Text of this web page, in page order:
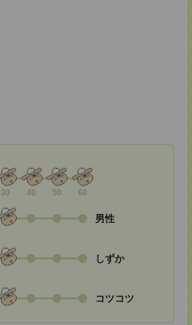
30 40 50 60
男性
しずか
コツコツ